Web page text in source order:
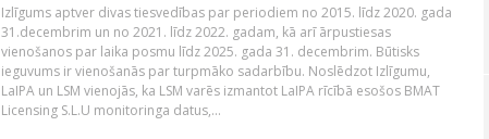
Izlīgums aptver divas tiesvedības par periodiem no 2015. līdz 2020. gada
31.decembrim un no 2021. līdz 2022. gadam, kā arī ārpustiesas
vienošanos par laika posmu līdz 2025. gada 31. decembrim. Būtisks
ieguvums ir vienošanās par turpmāko sadarbību. Noslēdzot Izlīgumu,
LaIPA un LSM vienojās, ka LSM varēs izmantot LaIPA rīcībā esošos BMAT
Licensing S.L.U monitoringa datus,...